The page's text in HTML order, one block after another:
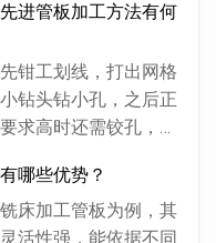
性能。板...
进管板加工方法有何
钳工划线，打出网格
钻头钻小孔，之后正
求高时还需铰孔，最
、效率低...
哪些优势？
床加工管板为例，其
活性强，能依据不同